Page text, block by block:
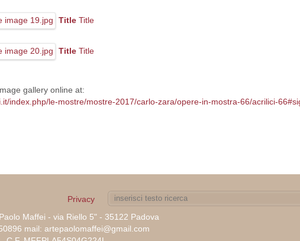
Title Title
Title Title
gallery online at:
index.php/le-mostre/mostre-2017/carlo-zara/opere-in-mostra-66/acrilici-
Privacy
Maffei - via Riello 5" - 35122 Padova
mail: artepaolomaffei@gmail.com